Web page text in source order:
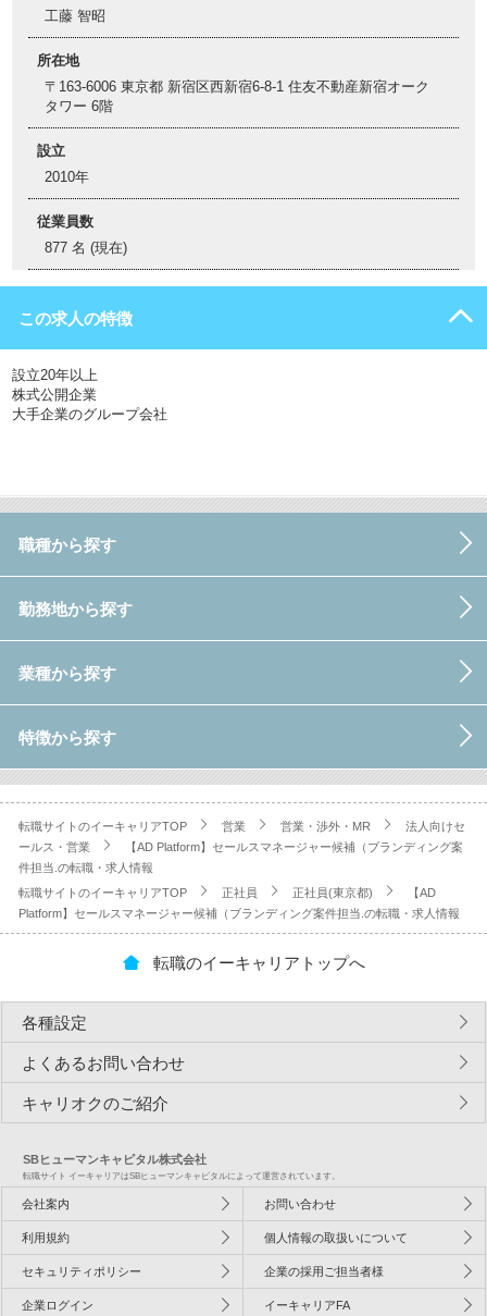
工藤 智昭
所在地
〒163-6006 東京都 新宿区西新宿6-8-1 住友不動産新宿オーク
タワー 6階
設立
2010年
従業員数
877 名 (現在)
この求人の特徴
設立20年以上
株式公開企業
大手企業のグループ会社
職種から探す
勤務地から探す
業種から探す
特徴から探す
転職サイトのイーキャリアTOP 営業 営業・渉外・MR
法人向けセ
ールス・営業
【AD Platform】セールスマネージャー候補（ブランディング案
件担当.の転職・求人情報
転職サイトのイーキャリアTOP
正社員 正社員(東京都)
【AD
Platform】セールスマネージャー候補（ブランディング案件担当.の転職・求人情報
転職のイーキャリアトップへ
各種設定
よくあるお問い合わせ
キャリオクのご紹介
SBヒューマンキャピタル株式会社
転職サイト イーキャリアはSBヒューマンキャピタルによって運営されています。
会社案内 お問い合わせ
利用規約 個人情報の取扱いについて
セキュリティポリシー 企業の採用ご担当者様
企業ログイン イーキャリアFA